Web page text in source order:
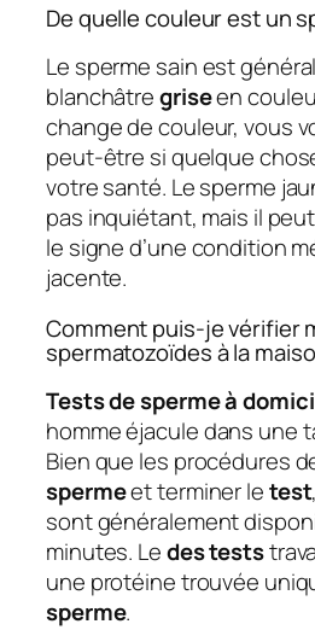
De quelle couleur est un
Le sperme sain est
blanchâtregriseen
change de couleur, vous
peut-être si quelque
votre santé. Le sperme
pas inquiétant, mais il
le signe d’une condition
jacente.
Comment puis-je vérifier
spermatozoïdes à la
Tests de sperme à
homme éjacule dans une
Bien que les procédures
spermeet terminer letest
sont généralement
minutes. Ledes tests
une protéine trouvée
sperme.